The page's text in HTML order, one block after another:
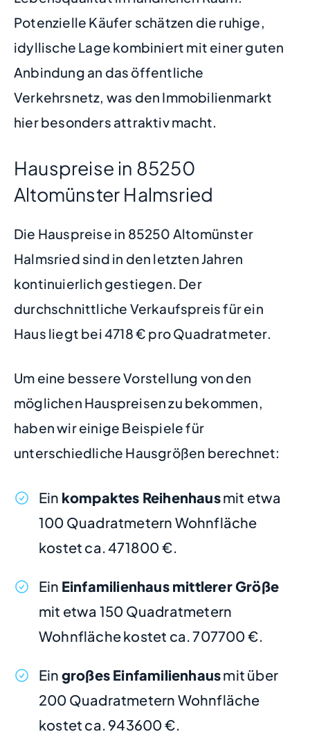
Potenzielle Käufer schätzen die ruhige,
idyllische Lage kombiniert mit einer guten
Anbindung an das öffentliche
Verkehrsnetz, was den Immobilienmarkt
hier besonders attraktiv macht.
Hauspreise in 85250
Altomünster Halmsried
Die Hauspreise in 85250 Altomünster
Halmsried sind in den letzten Jahren
kontinuierlich gestiegen. Der
durchschnittliche Verkaufspreis für ein
Haus liegt bei 4718 € pro Quadratmeter.
Um eine bessere Vorstellung von den
möglichen Hauspreisen zu bekommen,
haben wir einige Beispiele für
unterschiedliche Hausgrößen berechnet:
Ein kompaktes Reihenhausmit etwa
100 Quadratmetern Wohnfläche
kostet ca. 471800 €.
Ein Einfamilienhaus mittlerer Größe
mit etwa 150 Quadratmetern
Wohnfläche kostet ca. 707700 €.
Ein großes Einfamilienhausmit über
200 Quadratmetern Wohnfläche
kostet ca. 943600 €.